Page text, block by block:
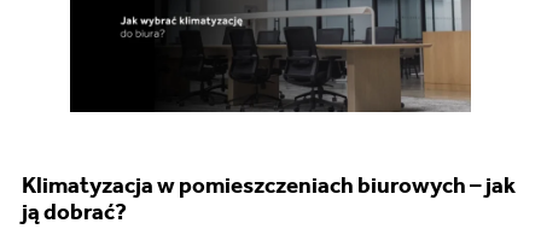
Klimatyzacja w pomieszczeniach biurowych – jak
ją dobrać?